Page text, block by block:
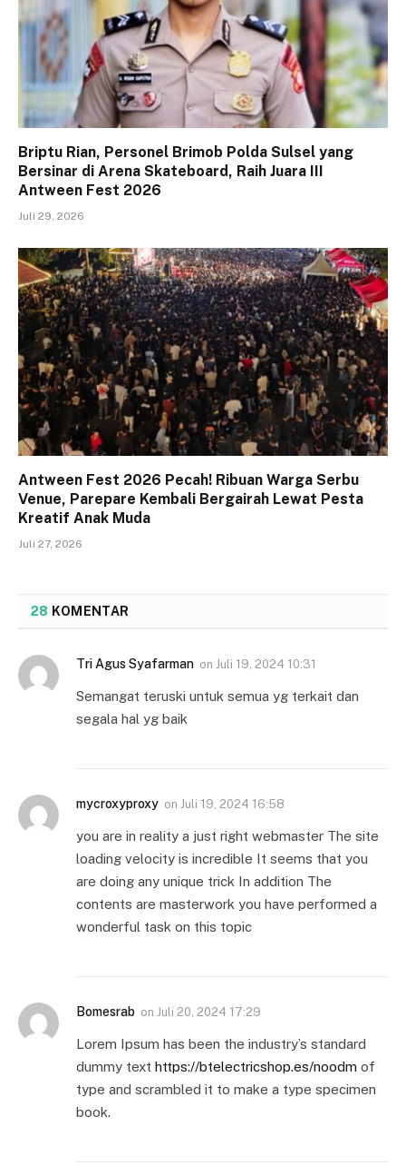
Briptu Rian, Personel Brimob Polda Sulsel yang
Bersinar di Arena Skateboard, Raih Juara III
Antween Fest 2026
Juli 29, 2026
Antween Fest 2026 Pecah! Ribuan Warga Serbu
Venue, Parepare Kembali Bergairah Lewat Pesta
Kreatif Anak Muda
Juli 27, 2026
28 KOMENTAR
Tri Agus Syafarman on Juli 19, 2024 10:31
Semangat teruski untuk semua yg terkait dan
segala hal yg baik
mycroxyproxy on Juli 19, 2024 16:58
you are in reality a just right webmaster The site
loading velocity is incredible It seems that you
are doing any unique trick In addition The
contents are masterwork you have performed a
wonderful task on this topic
Bomesrab on Juli 20, 2024 17:29
Lorem Ipsum has been the industry’s standard
dummy text https://btelectricshop.es/noodm of
type and scrambled it to make a type specimen
book.